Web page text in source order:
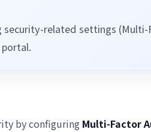
related settings (Multi-
by configuring Multi-Factor